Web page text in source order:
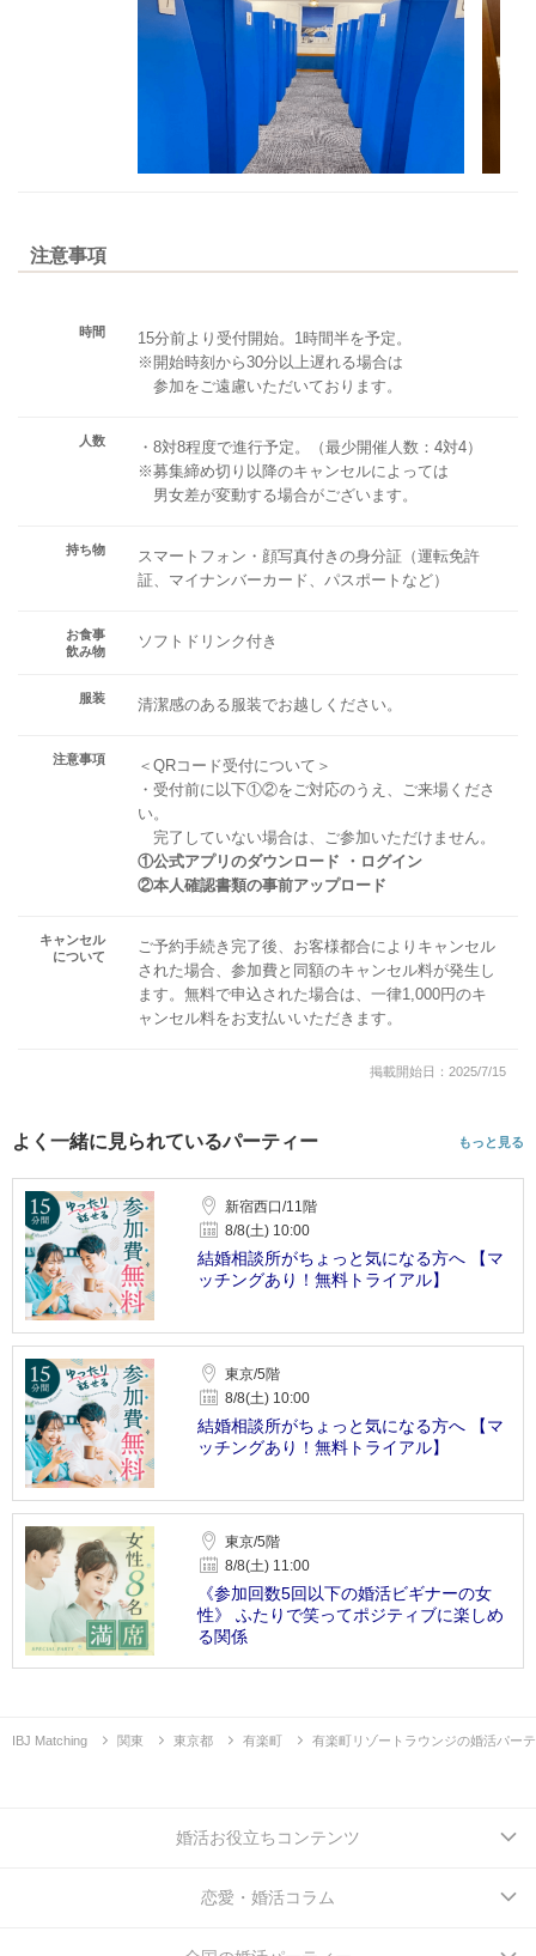
注意事項
時間
15分前より受付開始。1時間半を予定。
※開始時刻から30分以上遅れる場合は
参加をご遠慮いただいております。
人数
・8対8程度で進行予定。（最少開催人数：4対4）
※募集締め切り以降のキャンセルによっては
男女差が変動する場合がございます。
持ち物
スマートフォン・顔写真付きの身分証（運転免許
証、マイナンバーカード、パスポートなど）
お食事
飲み物
ソフトドリンク付き
服装 清潔感のある服装でお越しください。
注意事項
＜QRコード受付について＞
・受付前に以下①②をご対応のうえ、ご来場くださ
い。
完了していない場合は、ご参加いただけません。
①公式アプリのダウンロード ・ログイン
②本人確認書類の事前アップロード
キャンセル
について
ご予約手続き完了後、お客様都合によりキャンセル
された場合、参加費と同額のキャンセル料が発生し
ます。無料で申込された場合は、一律1,000円のキ
ャンセル料をお支払いいただきます。
掲載開始日：2025/7/15
よく一緒に見られているパーティー もっと見る
新宿西口/11階
8/8(土) 10:00
結婚相談所がちょっと気になる方へ 【マ
ッチングあり！無料トライアル】
東京/5階
8/8(土) 10:00
結婚相談所がちょっと気になる方へ 【マ
ッチングあり！無料トライアル】
東京/5階
8/8(土) 11:00
《参加回数5回以下の婚活ビギナーの女
性》 ふたりで笑ってポジティブに楽しめ
る関係
IBJ Matching 関東 東京都 有楽町 有楽町リゾートラウンジの婚活パー
婚活お役立ちコンテンツ
恋愛・婚活コラム